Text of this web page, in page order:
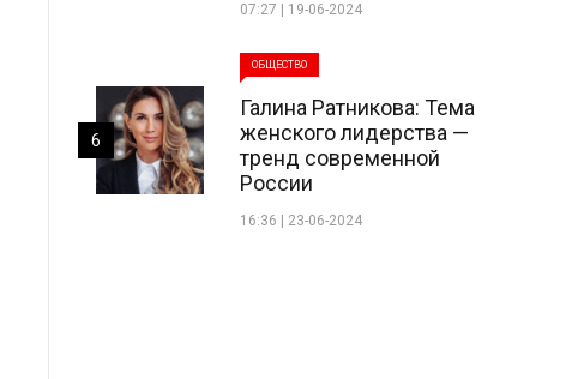
07:27 | 19-06-2024
ОБЩЕСТВО
Галина Ратникова: Тема
женского лидерства —
тренд современной
России
16:36 | 23-06-2024
6